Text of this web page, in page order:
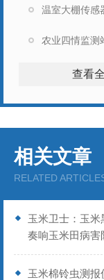
温室大棚传感
农业四情监测
查看
相关文章
RELATED
玉米卫士：玉米
奏响玉米田病害
玉米棉铃虫测报